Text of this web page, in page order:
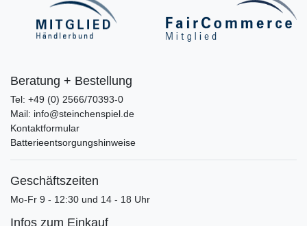
Beratung + Bestellung
Tel: +49 (0) 2566/70393-0
Mail: info@steinchenspiel.de
Kontaktformular
Batterieentsorgungshinweise
Geschäftszeiten
Mo-Fr 9 - 12:30 und 14 - 18 Uhr
Infos zum Einkauf